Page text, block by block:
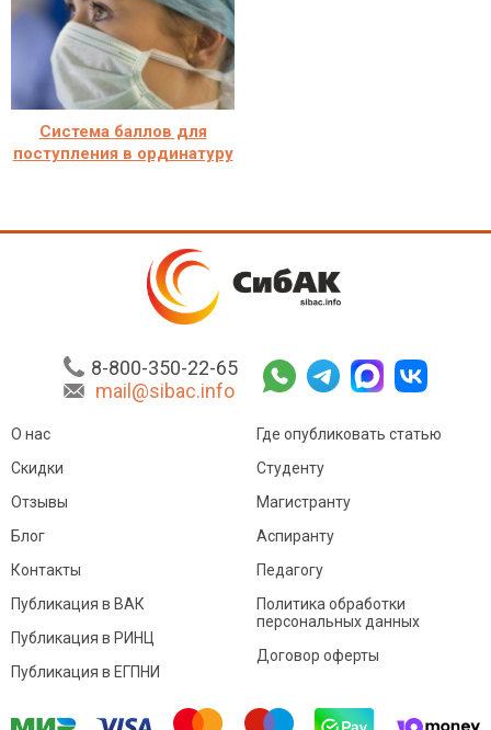
Система баллов для
поступления в ординатуру
8-800-350-22-65
mail@sibac.info
О нас
Скидки
Отзывы
Блог
Контакты
Где опубликовать статью
Студенту
Магистранту
Аспиранту
Педагогу
Публикация в ВАК
Публикация в РИНЦ
Публикация в ЕГПНИ
Политика обработки
персональных данных
Договор оферты